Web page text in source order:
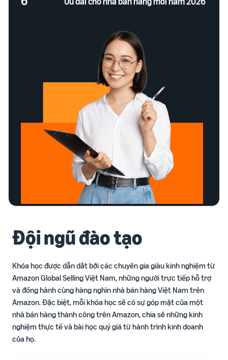
Đội ngũ đào tạo
Khóa học được dẫn dắt bởi các chuyên gia giàu kinh nghiệm từ
Amazon Global Selling Việt Nam, những người trực tiếp hỗ trợ
và đồng hành cùng hàng nghìn nhà bán hàng Việt Nam trên
Amazon. Đặc biệt, mỗi khóa học sẽ có sự góp mặt của một
nhà bán hàng thành công trên Amazon, chia sẻ những kinh
nghiệm thực tế và bài học quý giá từ hành trình kinh doanh
của họ.